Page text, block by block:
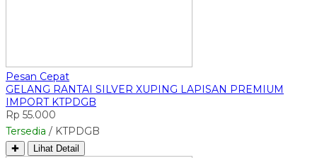
Pesan Cepat
GELANG RANTAI SILVER XUPING LAPISAN PREMIUM
IMPORT KTPDGB
Rp 55.000
Tersedia / KTPDGB
✚ Lihat Detail